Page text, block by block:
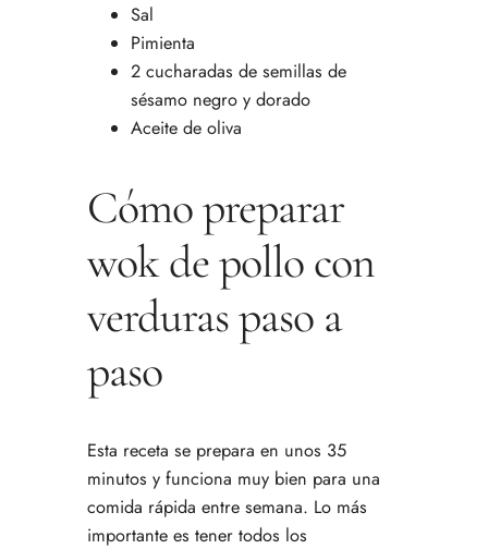
Sal
Pimienta
2 cucharadas de semillas de
sésamo negro y dorado
Aceite de oliva
Cómo preparar
wok de pollo con
verduras paso a
paso
Esta receta se prepara en unos 35
minutos y funciona muy bien para una
comida rápida entre semana. Lo más
importante es tener todos los